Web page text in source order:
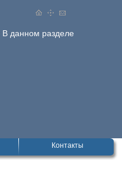
В данном разделе
Контакты